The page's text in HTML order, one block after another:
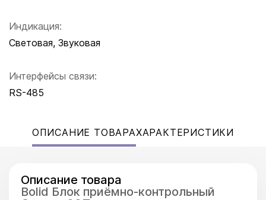
Индикация:
Световая, Звуковая
Интерфейсы связи:
RS-485
ОПИСАНИЕ ТОВАРАХАРАКТЕРИСТИКИ
Описание товара
Bolid Блок приёмно-контрольный